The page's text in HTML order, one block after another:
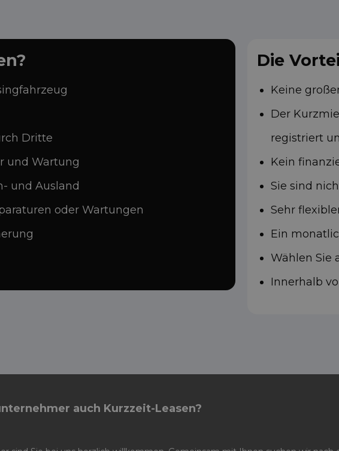
Dritte
und Wartung
und Ausland
oder Wartungen
Die
Keine
Der
registriert
Kein
Sie sind
Sehr
Ein
Wählen Sie
Innerhalb
auch Kurzzeit-Leasen?